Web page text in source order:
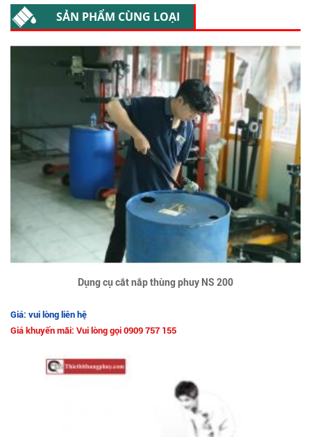
SẢN PHẨM CÙNG LOẠI
Dụng cụ cắt nắp thùng phuy NS 200
Giá: vui lòng liên hệ
Giá khuyến mãi: Vui lòng gọi 0909 757 155